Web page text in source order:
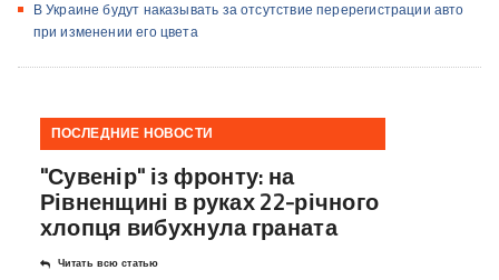
В Украине будут наказывать за отсутствие перерегистрации авто
при изменении его цвета
ПОСЛЕДНИЕ НОВОСТИ
"Сувенір" із фронту: на
Рівненщині в руках 22-річного
хлопця вибухнула граната
Читать всю статью